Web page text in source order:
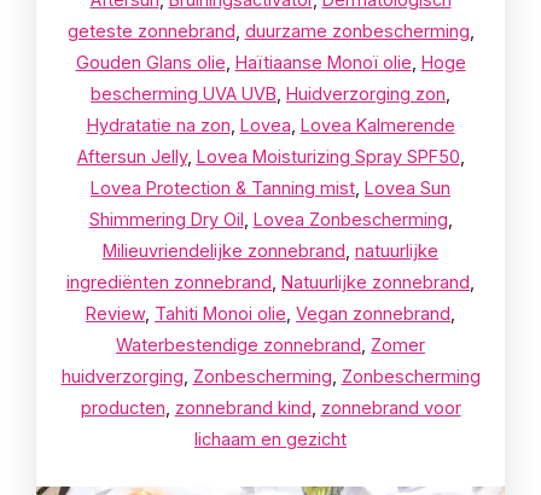
geteste zonnebrand duurzame zonbescherming
Gouden Glans olie Haïtiaanse Monoï olie Hoge
bescherming UVA UVB Huidverzorging zon
Hydratatie na zon Lovea Lovea Kalmerende
Aftersun Jelly, Lovea Moisturizing Spray SPF50
Lovea Protection & Tanning mist Lovea Sun
Shimmering Dry Oil Lovea Zonbescherming
Milieuvriendelijke zonnebrand natuurlijke
ingrediënten zonnebrand Natuurlijke zonnebrand
Review, Tahiti Monoi olie Vegan zonnebrand
Waterbestendige zonnebrand Zomer
huidverzorging Zonbescherming Zonbescherming
producten zonnebrand kind zonnebrand voor
lichaam en gezicht